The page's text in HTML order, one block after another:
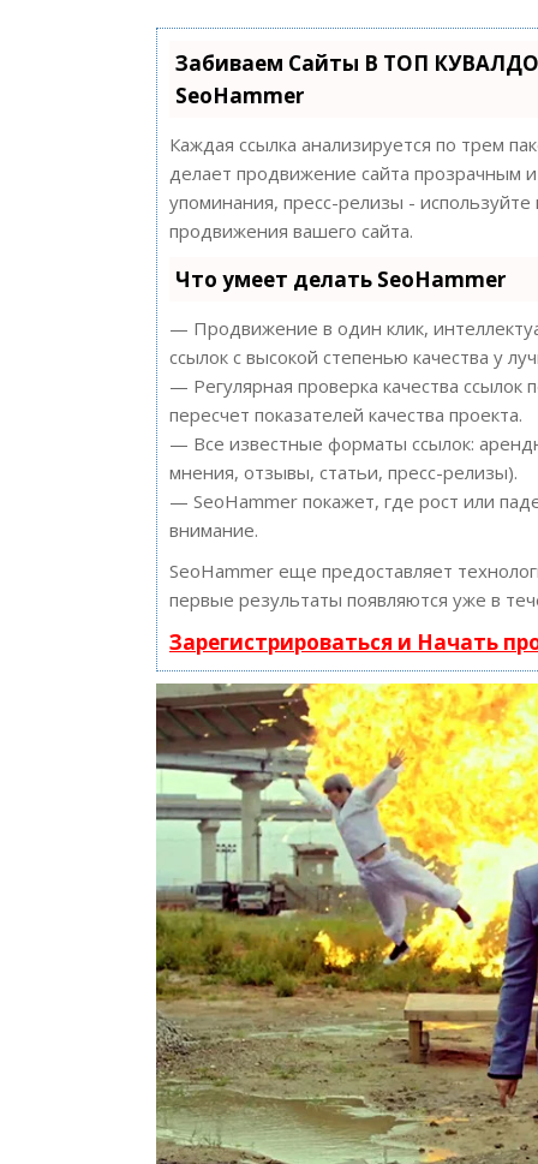
Забиваем Сайты В ТОП
SeoHammer
Каждая ссылка анализируется по трем
делает продвижение сайта прозрачным
упоминания, пресс-релизы -
продвижения вашего сайта.
Что умеет делать SeoHammer
— Продвижение в один клик,
ссылок с высокой степенью качества у
— Регулярная проверка качества
пересчет показателей качества проекта.
— Все известные форматы ссылок:
мнения, отзывы, статьи, пресс-релизы).
— SeoHammer покажет, где рост или
внимание.
SeoHammer еще предоставляет
первые результаты появляются уже в
Зарегистрироваться и Начать